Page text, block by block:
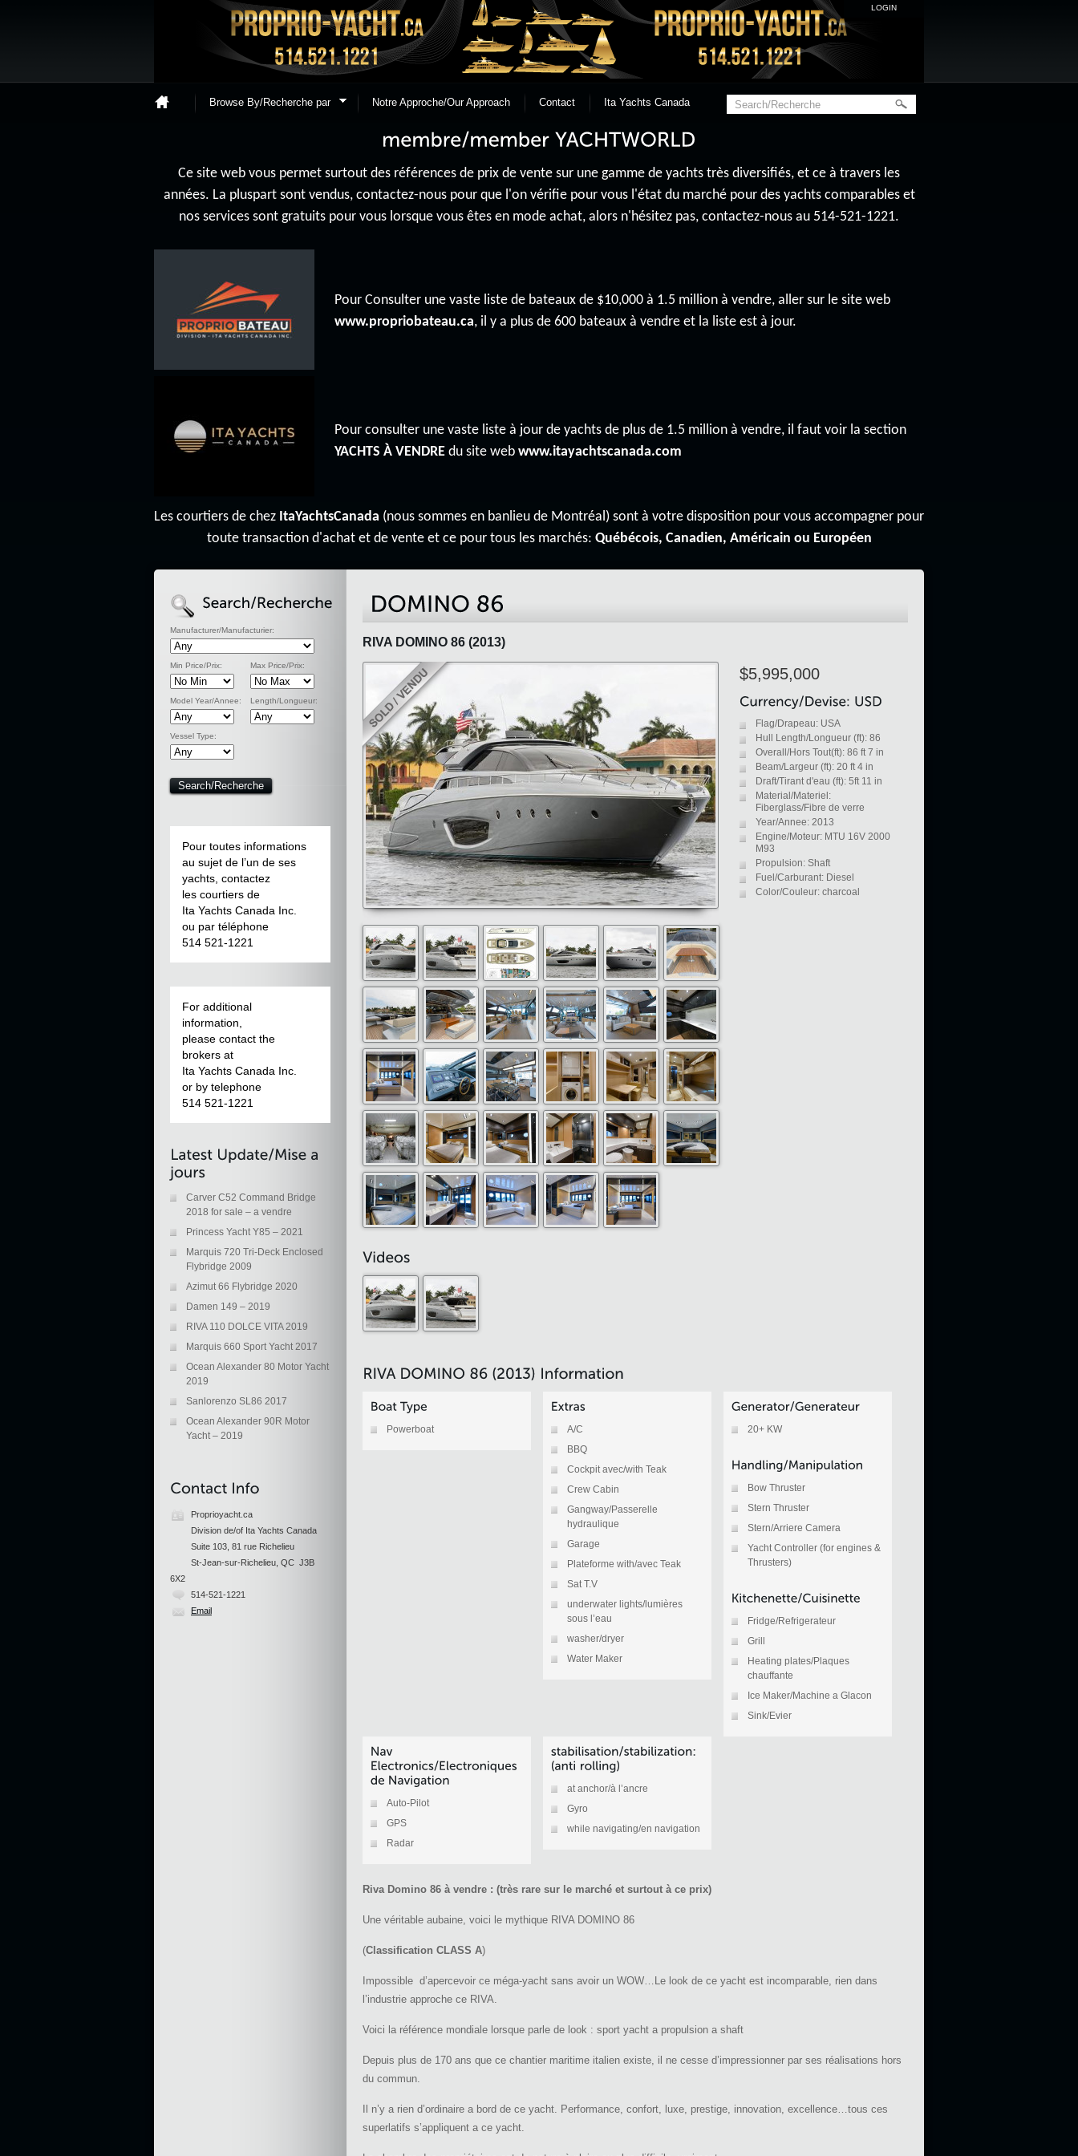
LOGIN
Browse By/Recherche par Notre Approche/Our Approach Contact Ita Yachts Canada
Ce site web vous permet surtout des références de prix de vente sur une gamme de yachts très diversifiés, et ce à travers les
années. La pluspart sont vendus, contactez-nous pour que l'on vérifie pour vous l'état du marché pour des yachts comparables et
nos services sont gratuits pour vous lorsque vous êtes en mode achat, alors n'hésitez pas, contactez-nous au 514-521-1221.
Pour Consulter une vaste liste de bateaux de $10,000 à 1.5 million à vendre, aller sur le site web
www.propriobateau.ca, il y a plus de 600 bateaux à vendre et la liste est à jour.
Pour consulter une vaste liste à jour de yachts de plus de 1.5 million à vendre, il faut voir la section
YACHTS À VENDRE du site web www.itayachtscanada.com
Les courtiers de chez ItaYachtsCanada (nous sommes en banlieu de Montréal) sont à votre disposition pour vous accompagner pour
toute transaction d'achat et de vente et ce pour tous les marchés: Québécois, Canadien, Américain ou Européen
Manufacturer/Manufacturier:
Min Price/Prix: Max Price/Prix:
Model Year/Annee: Length/Longueur:
Vessel Type:
Pour toutes informations
au sujet de l’un de ses
yachts, contactez
les courtiers de
Ita Yachts Canada Inc.
ou par téléphone
514 521-1221
For additional
information,
please contact the
brokers at
Ita Yachts Canada Inc.
or by telephone
514 521-1221
Carver C52 Command Bridge
2018 for sale – a vendre
Princess Yacht Y85 – 2021
Marquis 720 Tri-Deck Enclosed
Flybridge 2009
Azimut 66 Flybridge 2020
Damen 149 – 2019
RIVA 110 DOLCE VITA 2019
Marquis 660 Sport Yacht 2017
Ocean Alexander 80 Motor Yacht
2019
Sanlorenzo SL86 2017
Ocean Alexander 90R Motor
Yacht – 2019
Proprioyacht.ca
Division de/of Ita Yachts Canada
Suite 103, 81 rue Richelieu
St-Jean-sur-Richelieu, QC J3B
6X2
514-521-1221
Email
RIVA DOMINO 86 (2013)
Powerboat
A/C
BBQ
Cockpit avec/with Teak
Crew Cabin
Gangway/Passerelle
hydraulique
Garage
Plateforme with/avec Teak
Sat T.V
underwater lights/lumières
sous l’eau
washer/dryer
Water Maker
20+ KW
Bow Thruster
Stern Thruster
Stern/Arriere Camera
Yacht Controller (for engines &
Thrusters)
Fridge/Refrigerateur
Grill
Heating plates/Plaques
chauffante
Ice Maker/Machine a Glacon
Sink/Evier
Auto-Pilot
GPS
Radar
at anchor/à l’ancre
Gyro
while navigating/en navigation
Riva Domino 86 à vendre : (très rare sur le marché et surtout à ce prix)
Une véritable aubaine, voici le mythique RIVA DOMINO 86
(Classification CLASS A)
Impossible d’apercevoir ce méga-yacht sans avoir un WOW…Le look de ce yacht est incomparable, rien dans
l’industrie approche ce RIVA.
Voici la référence mondiale lorsque parle de look : sport yacht a propulsion a shaft
Depuis plus de 170 ans que ce chantier maritime italien existe, il ne cesse d’impressionner par ses réalisations hors
du commun.
Il n’y a rien d’ordinaire a bord de ce yacht. Performance, confort, luxe, prestige, innovation, excellence…tous ces
superlatifs s’appliquent a ce yacht.
$5,995,000
Flag/Drapeau: USA
Hull Length/Longueur (ft): 86
Overall/Hors Tout(ft): 86 ft 7 in
Beam/Largeur (ft): 20 ft 4 in
Draft/Tirant d'eau (ft): 5ft 11 in
Material/Materiel:
Fiberglass/Fibre de verre
Year/Annee: 2013
Engine/Moteur: MTU 16V 2000
M93
Propulsion: Shaft
Fuel/Carburant: Diesel
Color/Couleur: charcoal